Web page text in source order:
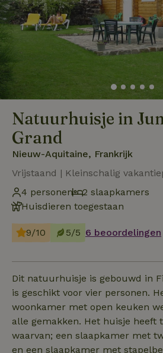
Natuurhuisje in
Grand
Nieuw-Aquitaine, Frankrijk
Vrijstaand | Kleinschalig
4 personen
2 slaapkamers
Huisdieren toegestaan
9/10 5/5 6 beoordelingen
Dit natuurhuisje is gebouwd in
is geschikt voor vier personen.
woonkamer met open keuken
alle gemakken. Het huisje heeft
waarvan; een slaapkamer met
en een slaapkamer met